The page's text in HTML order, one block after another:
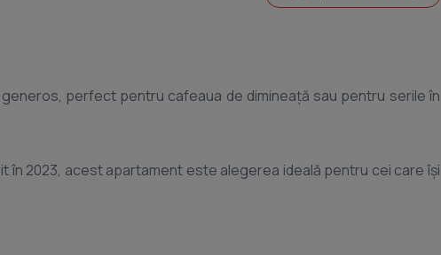
în 2023, acest apartament este alegerea ideală pentru cei care își